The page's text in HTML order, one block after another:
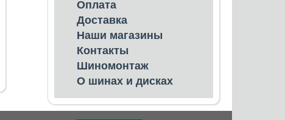
Оплата
Доставка
Наши магазины
Контакты
Шиномонтаж
О шинах и дисках